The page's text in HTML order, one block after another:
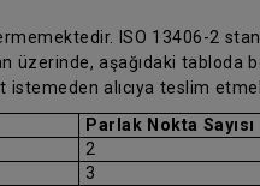
ISO 13406-2
üzerinde, aşağıdaki
alıcıya teslim
Parlak Nokta Sayısı
2
3